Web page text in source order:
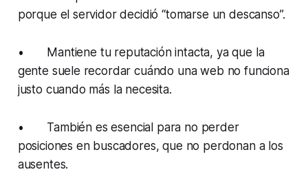
porque el servidor decidió “tomarse un descanso”.
• Mantiene tu reputación intacta, ya que la
gente suele recordar cuándo una web no funciona
justo cuando más la necesita.
• También es esencial para no perder
posiciones en buscadores, que no perdonan a los
ausentes.